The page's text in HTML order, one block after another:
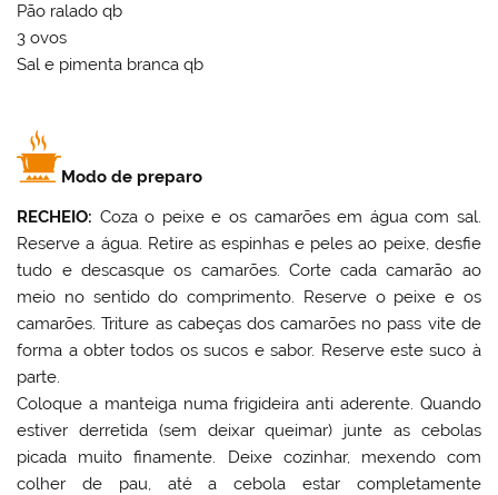
Pão ralado qb
3 ovos
Sal e pimenta branca qb
Modo de preparo
RECHEIO: Coza o peixe e os camarões em água com sal.
Reserve a água. Retire as espinhas e peles ao peixe, desfie
tudo e descasque os camarões. Corte cada camarão ao
meio no sentido do comprimento. Reserve o peixe e os
camarões. Triture as cabeças dos camarões no pass vite de
forma a obter todos os sucos e sabor. Reserve este suco à
parte.
Coloque a manteiga numa frigideira anti aderente. Quando
estiver derretida (sem deixar queimar) junte as cebolas
picada muito finamente. Deixe cozinhar, mexendo com
colher de pau, até a cebola estar completamente